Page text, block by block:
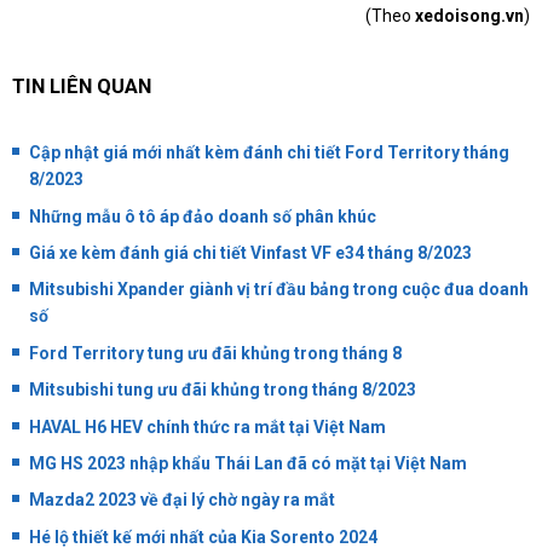
(Theo xedoisong.vn)
TIN LIÊN QUAN
Cập nhật giá mới nhất kèm đánh chi tiết Ford Territory tháng
8/2023
Những mẫu ô tô áp đảo doanh số phân khúc
Giá xe kèm đánh giá chi tiết Vinfast VF e34 tháng 8/2023
Mitsubishi Xpander giành vị trí đầu bảng trong cuộc đua doanh
số
Ford Territory tung ưu đãi khủng trong tháng 8
Mitsubishi tung ưu đãi khủng trong tháng 8/2023
HAVAL H6 HEV chính thức ra mắt tại Việt Nam
MG HS 2023 nhập khẩu Thái Lan đã có mặt tại Việt Nam
Mazda2 2023 về đại lý chờ ngày ra mắt
Hé lộ thiết kế mới nhất của Kia Sorento 2024